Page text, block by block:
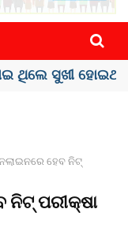
ପ୍ରଚଳନ ...
ହେବ ନିଟ୍
ନିଟ୍ ପରୀକ୍ଷା